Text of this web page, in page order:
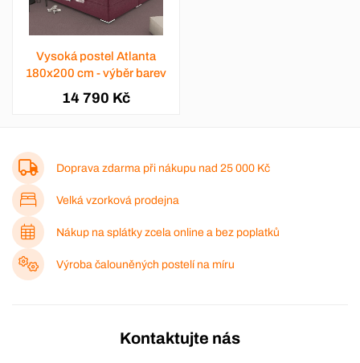
Vysoká postel Atlanta
180x200 cm - výběr barev
14 790 Kč
Doprava zdarma při nákupu nad 25 000 Kč
Velká vzorková prodejna
Nákup na splátky zcela online a bez poplatků
Výroba čalouněných postelí na míru
Kontaktujte nás